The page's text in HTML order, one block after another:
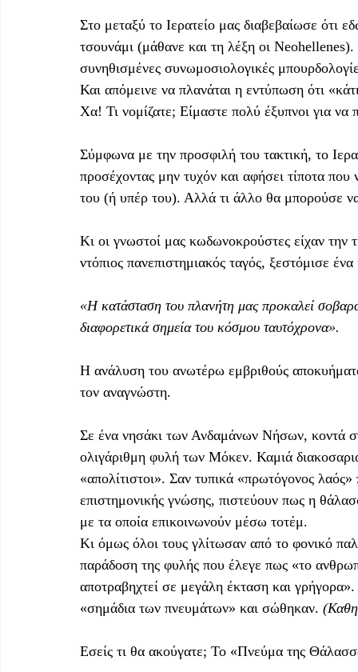
Στο μεταξύ το Ιερατείο μας διαβεβαίωσε ότι
τσουνάμι (μάθανε και τη λέξη οι
συνηθισμένες συνωμοσιολογικές
Και απόμεινε να πλανάται η εντύπωση ότι
Χα! Τι νομίζατε; Είμαστε πολύ έξυπνοι για να
Σύμφωνα με την προσφιλή του τακτική, το
προσέχοντας μην τυχόν και αφήσει τίποτα
του (ή υπέρ του). Αλλά τι άλλο θα μπορούσε
Κι οι γνωστοί μας κωδωνοκρούστες είχαν
ντόπιος πανεπιστημιακός ταγός, ξεστόμισε
«Η κατάσταση του πλανήτη μας προκαλεί
διαφορετικά σημεία του κόσμου ταυτόχρονα».
Η ανάλυση του ανωτέρω εμβριθούς
τον αναγνώστη.
Σε ένα νησάκι των Ανδαμάνων Νήσων, κοντά
ολιγάριθμη φυλή των Μόκεν. Καμιά
«απολίτιστοι». Σαν τυπικά «πρωτόγονος
επιστημονικής γνώσης, πιστεύουν πως η
με τα οποία επικοινωνούν μέσω τοτέμ.
Κι όμως όλοι τους γλίτωσαν από το φονικό
παράδοση της φυλής που έλεγε πως «το
αποτραβηχτεί σε μεγάλη έκταση και
«σημάδια των πνευμάτων» και σώθηκαν.
Εσείς τι θα ακούγατε; Το «Πνεύμα της